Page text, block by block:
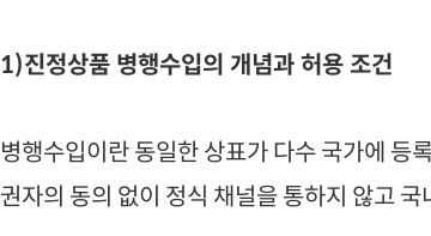
1)진정상품 병행수입의 개념과 허용 조건
병행수입이란 동일한 상표가 다수 국가에 등
권자의 동의 없이 정식 채널을 통하지 않고